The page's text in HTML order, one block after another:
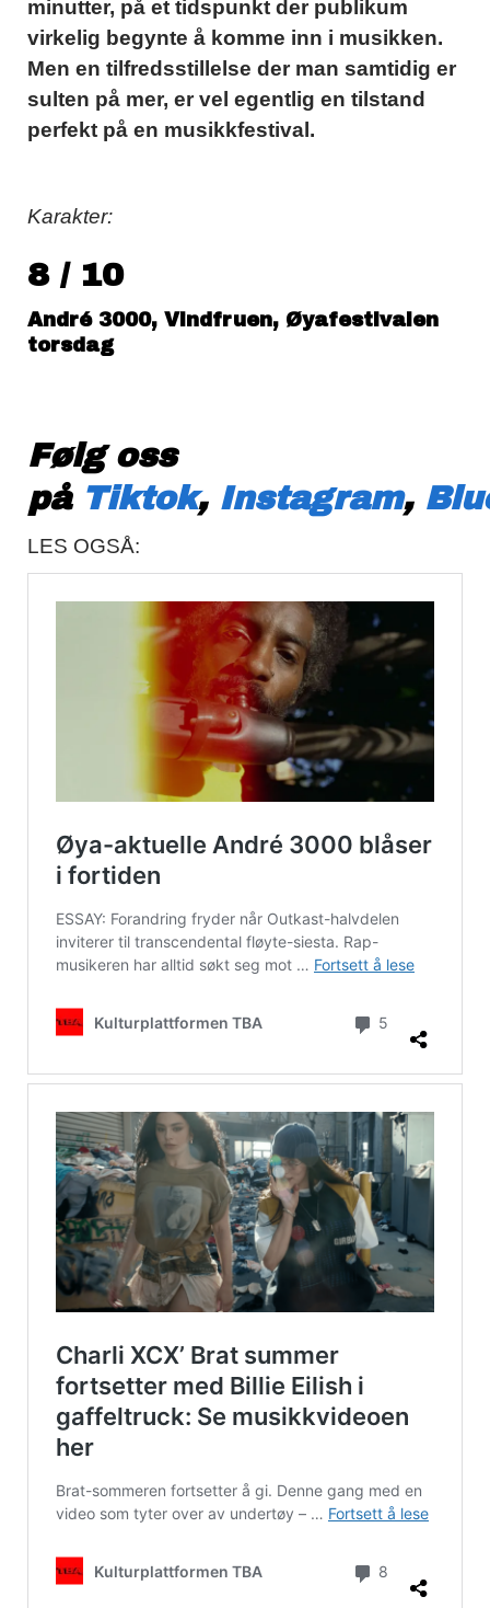
minutter, på et tidspunkt der publikum
virkelig begynte å komme inn i musikken.
Men en tilfredsstillelse der man samtidig er
sulten på mer, er vel egentlig en tilstand
perfekt på en musikkfestival.
Karakter:
8 / 10
André 3000, Vindfruen, Øyafestivalen
torsdag
Følg oss
påTiktok, Instagram,
LES OGSÅ: